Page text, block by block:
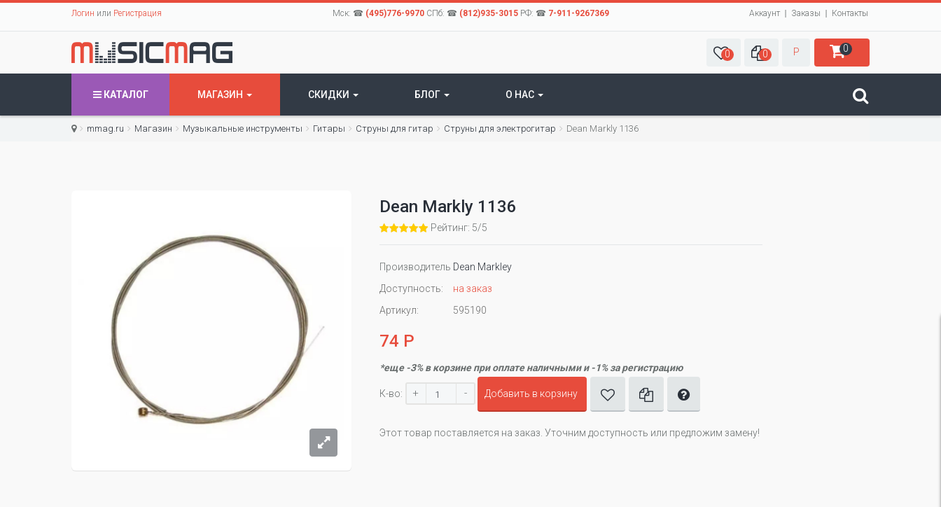
Логин или Регистрация Мск: ☎ (495)776-9970СПб: ☎ (812)935-3015РФ: ☎ 7-911-9267369 Аккаунт Заказы Контакты
0 0 Р 0
КАТАЛОГ МАГАЗИН СКИДКИ БЛОГ О НАС
mmag.ru Магазин Музыкальные инструменты Гитары Струны для гитар Cтруны для электрогитар Dean Markly 1136
Dean Markly 1136
Рейтинг: 5/5
Производитель Dean Markley
Доступность:
на заказ
Артикул:
595190
74 Р
*еще -3% в корзине при оплате наличными и -1% за регистрацию
К-во: + - Добавить в корзину
Этот товар поставляется на заказ. Уточним доступность или предложим замену!